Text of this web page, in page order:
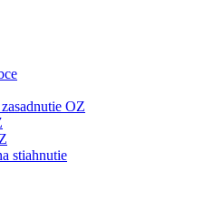
OZ
stiahnutie